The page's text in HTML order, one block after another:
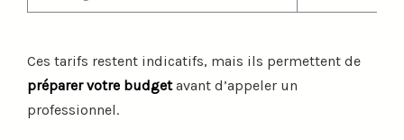
Ces tarifs restent indicatifs, mais ils permettent de
préparer votre budgetavant d’appeler un
professionnel.